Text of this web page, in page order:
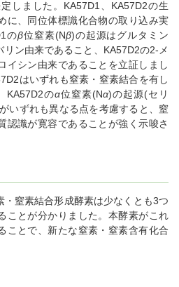
しました。KA57D1、KA57D2の生
に、同位体標識化合物の取り込み実
のβ位窒素(Nβ)の起源はグルタミン
ン由来であること、KA57D2の2-メ
イシン由来であることを立証しまし
はいずれも窒素・窒素結合を有し
KA57D2のα位窒素(Nα)の起源(セリ
いずれも異なる点を考慮すると、窒
認識が寛容であることが強く示唆さ
窒素結合形成酵素は少なくとも3つ
ことが分かりました。本酵素がこれ
ことで、新たな窒素・窒素含有化合